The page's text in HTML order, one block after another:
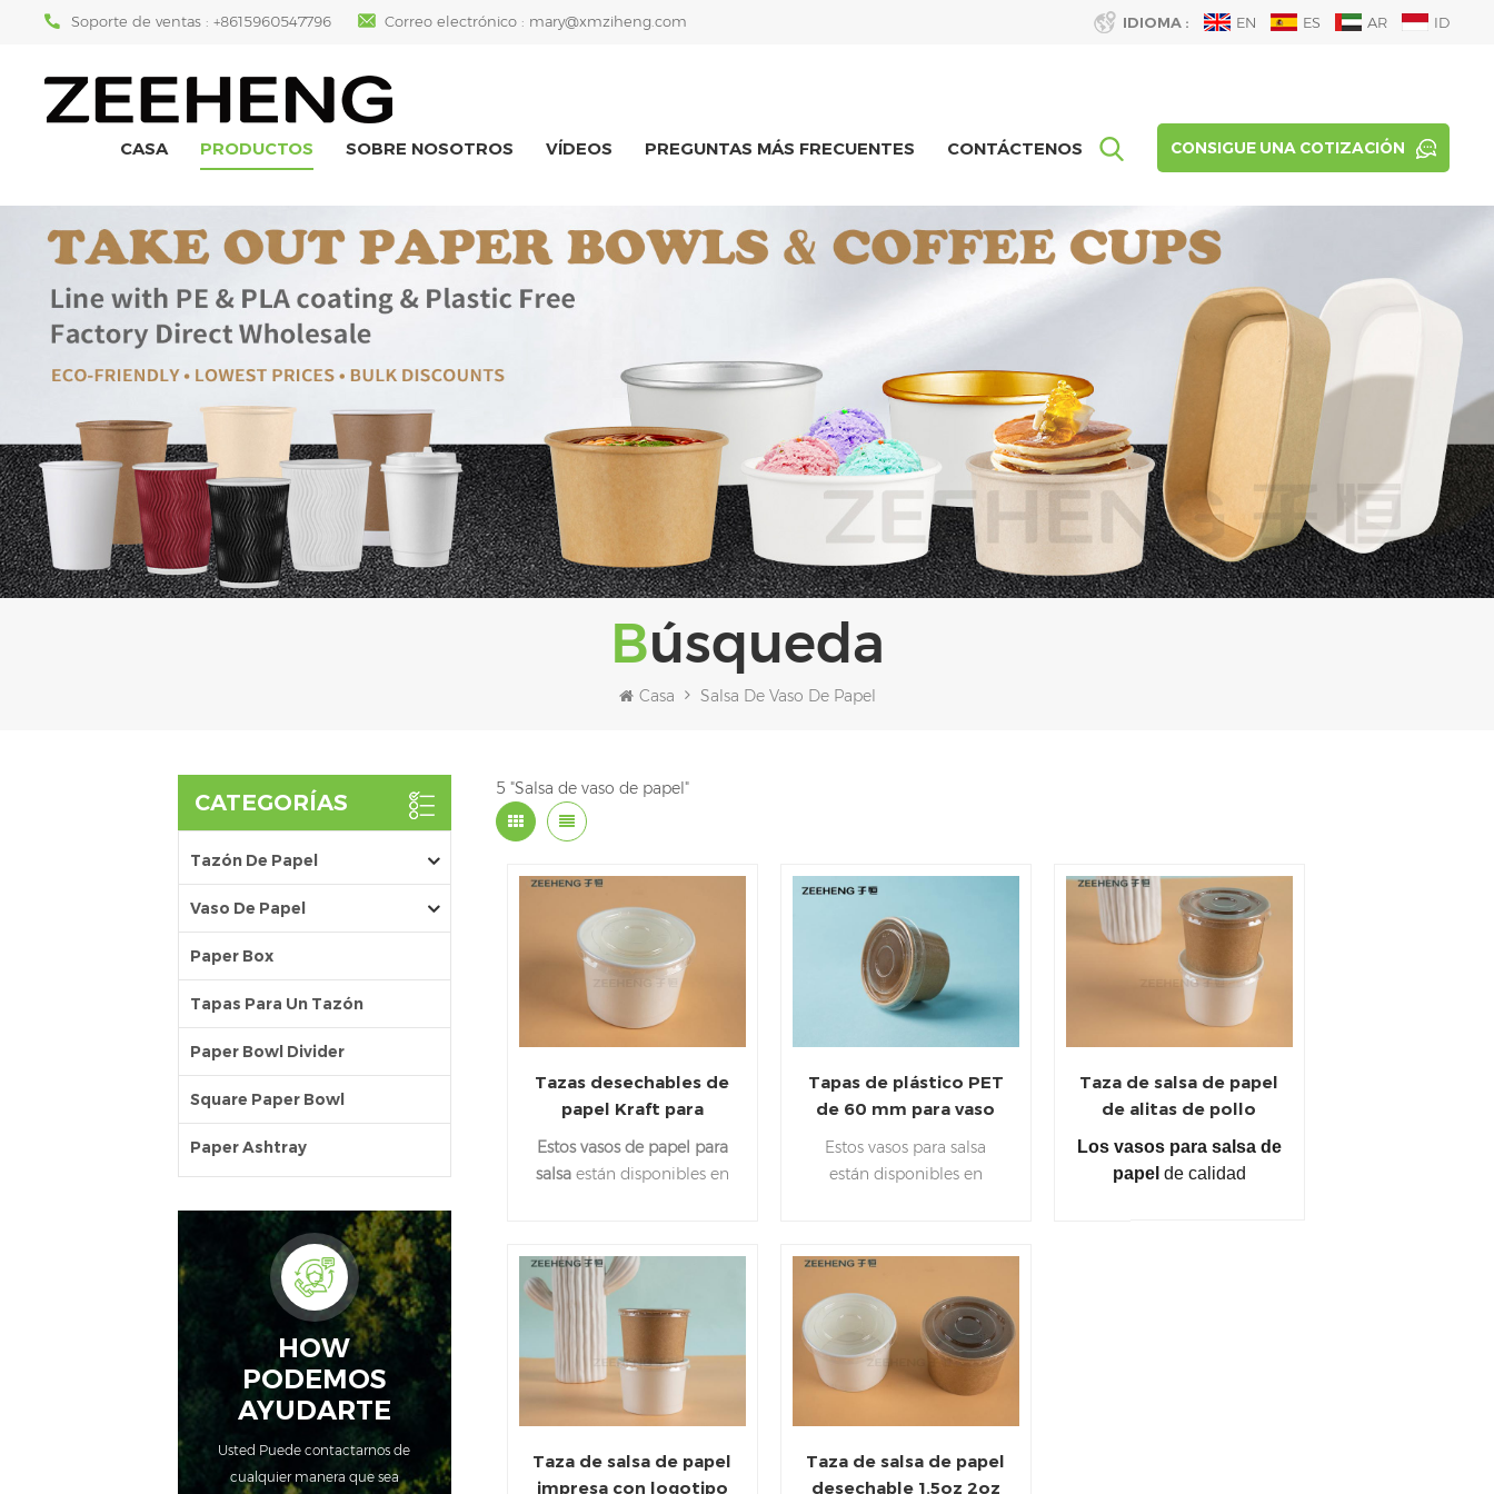
IDIOMA : EN ES AR ID
Soporte de ventas : +8615960547796 Correo electrónico : mary@xmziheng.com
CONSIGUE UNA COTIZACIÓN
CASA PRODUCTOS SOBRE NOSOTROS VÍDEOS PREGUNTAS MÁS FRECUENTES CONTÁCTENOS
Búsqueda
Casa Salsa De Vaso De Papel
CATEGORÍAS
Tazón De Papel
Vaso De Papel
Paper Box
Tapas Para Un Tazón
Paper Bowl Divider
Square Paper Bowl
Paper Ashtray
HOW
PODEMOS
AYUDARTE
Usted Puede contactarnos de
cualquier manera que sea
5 "Salsa de vaso de papel"
Tazas desechables de
papel Kraft para
medicinas, recipientes
para condimentos y
recipientes para salsas
Estos vasos de papel para
salsaestán disponibles en
adiciones versátiles para
cualquier negocio! Si
necesitas servir
condimentos como
ketchup y mostaza.
Tapas de plástico PET
de 60 mm para vaso
1,5 oz 2 oz 3 oz 4 oz
Estos vasos para salsa
están disponibles en
Combinaban con tapas de
Taza de salsa de papel
de alitas de pollo
desechables de
fabricante 2 oz
Los vasos para salsa de
papel de calidad
Taza de salsa de papel
impresa con logotipo
Taza de salsa de papel
desechable 1.5oz 2oz